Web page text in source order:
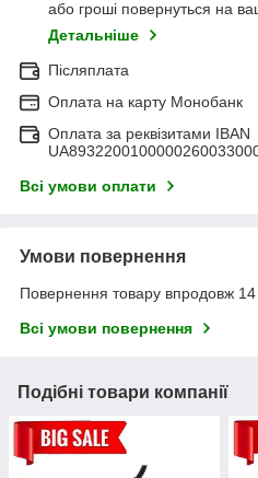
або гроші повернуться на
Детальніше
Післяплата
Оплата на карту Монобанк
Оплата за реквізитами IBAN
Всі умови оплати
Умови повернення
Повернення товару впродовж 14
Всі умови повернення
Подібні товари компанії